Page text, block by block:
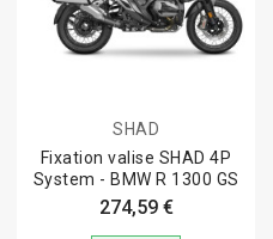
SHAD
Fixation valise SHAD 4P
System - BMW R 1300 GS
274,59 €